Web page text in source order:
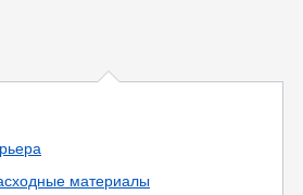
материалы